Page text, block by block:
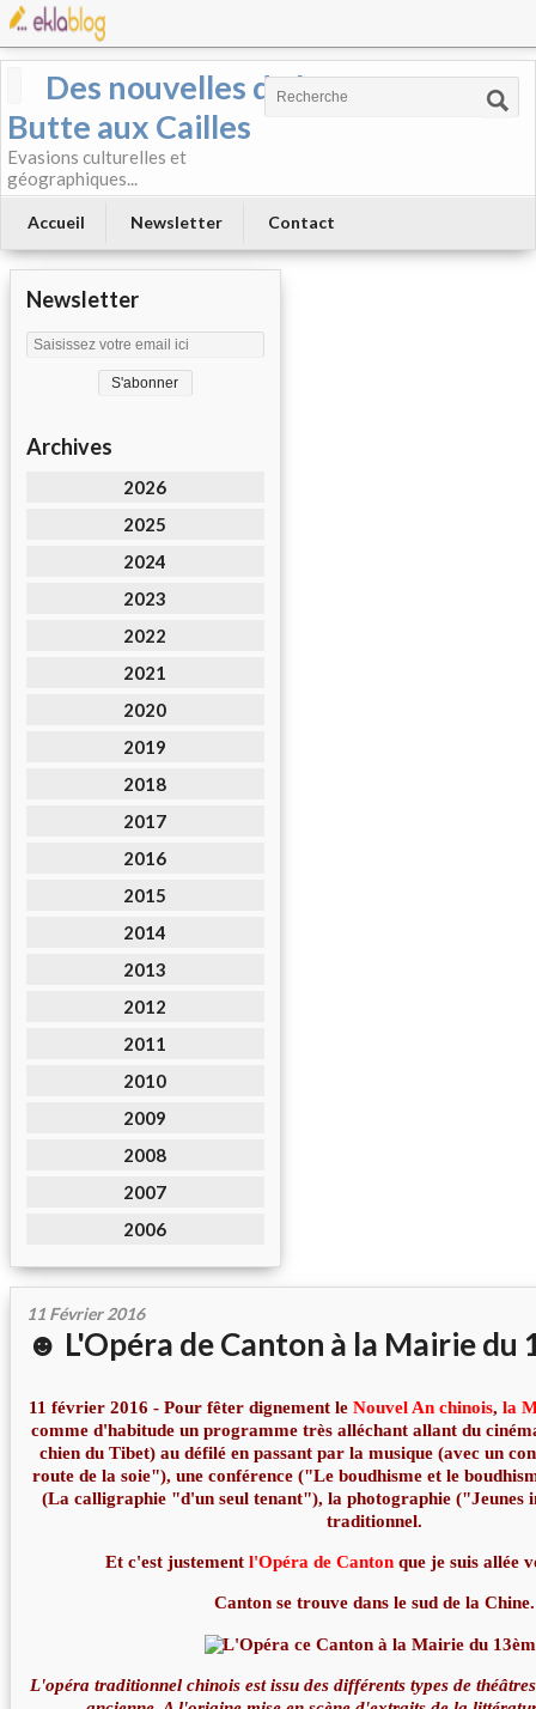
Des nouvelles de la
Butte aux Cailles
Evasions culturelles et
géographiques...
Accueil Newsletter Contact
Newsletter
Archives
2026
2025
2024
2023
2022
2021
2020
2019
2018
2017
2016
2015
2014
2013
2012
2011
2010
2009
2008
2007
2006
11 Février 2016
☻ L'Opéra de Canton à la Mairie du
11 février 2016 - Pour fêter dignement leNouvel An chinois,la
comme d'habitude un programme très alléchant allant du
chien du Tibet) au défilé en passant par la musique (avec un
route de la soie"), une conférence ("Le boudhisme et le
(La calligraphie "d'un seul tenant"), la photographie ("Jeunes
traditionnel.
Et c'est justementl'Opéra de Canton que je suis allée
Canton se trouve dans le sud de la Chine.
L'opéra traditionnel chinois est issu des différents types de